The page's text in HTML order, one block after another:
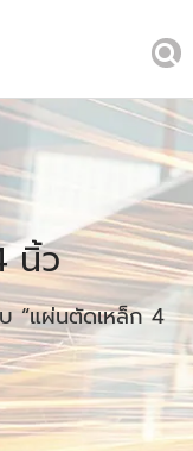
นิ้ว
“แผ่นตัดเหล็ก 4